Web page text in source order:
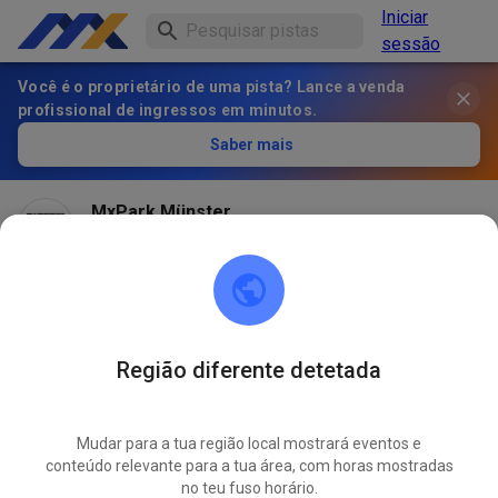
Iniciar
sessão
Você é o proprietário de uma pista? Lance a venda
profissional de ingressos em minutos.
Saber mais
MxPark Münster
Hallo Das Training am Mittwoch findet wie gewohnt
von 15.00-20.00 statt! Die andere Trainingszeit ist
Região diferente detetada
Mudar para a tua região local mostrará eventos e
conteúdo relevante para a tua área, com horas mostradas
no teu fuso horário.